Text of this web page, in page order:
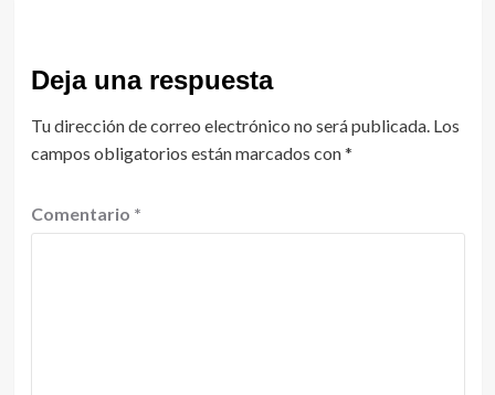
Deja una respuesta
Tu dirección de correo electrónico no será publicada. Los
campos obligatorios están marcados con*
Comentario *